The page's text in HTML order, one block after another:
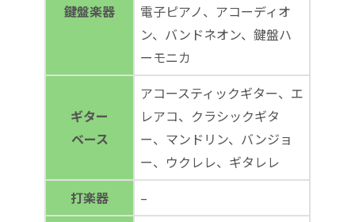
鍵盤楽器
電子ピアノ、アコーディオ
ン、バンドネオン、鍵盤ハ
ーモニカ
ギター
ベース
アコースティックギター、エ
レアコ、クラシックギタ
ー、マンドリン、バンジョ
ー、ウクレレ、ギタレレ
打楽器
–